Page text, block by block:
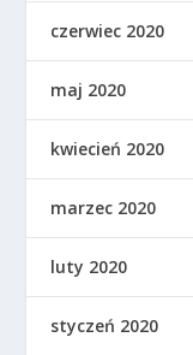
czerwiec 2020
maj 2020
kwiecień 2020
marzec 2020
luty 2020
styczeń 2020